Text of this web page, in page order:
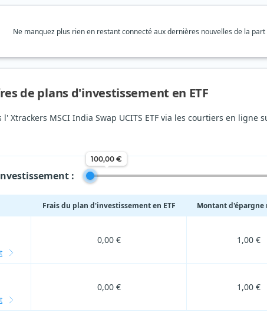
Ne manquez plus rien en restant connecté aux dernières nouvelles de la part
de plans d'investissement en ETF
l' Xtrackers MSCI India Swap UCITS ETF via les courtiers en
:
100,00 €
Frais du plan d'investissement en ETF Montant
0,00 € 1,00 €
0,00 € 1,00 €